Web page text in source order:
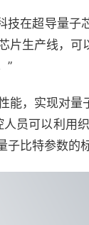
技在超导量
生产线，可
”
能，实现对
员可以利用
比特参数的